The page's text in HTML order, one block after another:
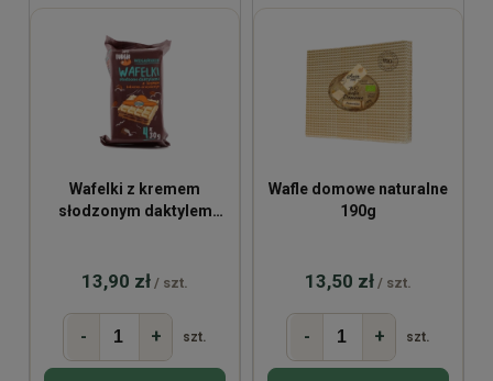
Wafelki z kremem
słodzonym daktylem
13,90 zł / szt.
- + szt.
Wafle domowe naturalne
190g
13,50 zł / szt.
- + szt.